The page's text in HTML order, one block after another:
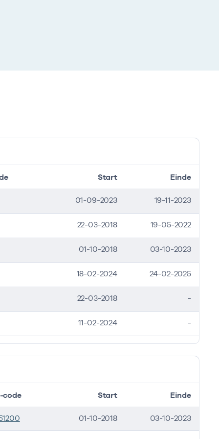
Start Einde
01-09-2023 19-11-2023
22-03-2018 19-05-2022
01-10-2018 03-10-2023
18-02-2024 24-02-2025
22-03-2018 -
11-02-2024 -
code Start Einde
01-10-2018 03-10-2023